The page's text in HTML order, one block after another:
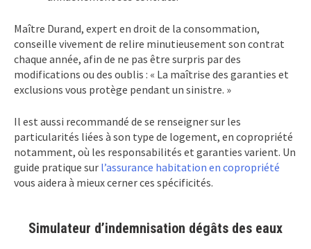
Maître Durand, expert en droit de la consommation,
conseille vivement de relire minutieusement son contrat
chaque année, afin de ne pas être surpris par des
modifications ou des oublis : « La maîtrise des garanties et
exclusions vous protège pendant un sinistre. »
Il est aussi recommandé de se renseigner sur les
particularités liées à son type de logement, en copropriété
notamment, où les responsabilités et garanties varient. Un
guide pratique sur l’assurance habitation en copropriété
vous aidera à mieux cerner ces spécificités.
Simulateur d’indemnisation dégâts des eaux